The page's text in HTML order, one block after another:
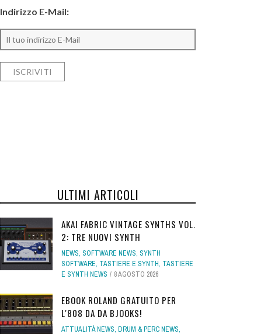
Indirizzo E-Mail:
ULTIMI ARTICOLI
AKAI FABRIC VINTAGE SYNTHS VOL.
2: TRE NUOVI SYNTH
NEWS, SOFTWARE NEWS, SYNTH
SOFTWARE, TASTIERE E SYNTH, TASTIERE
E SYNTH NEWS
8 AGOSTO 2026
EBOOK ROLAND GRATUITO PER
L'808 DA DA BJOOKS!
ATTUALITÀ NEWS, DRUM & PERC NEWS,